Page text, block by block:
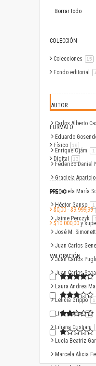
artículo
Borrar todo
COLECCIÓN
Colecciones 15
Fondo editorial
AUTOR
Carlos Alberto
Eduardo
Enrique Ojám 1
Federico Daniel
Graciela Aparicio
Graciela María
Héctor Ganso 1
Jaime Perczyk 1
José M. Simonetti
Juan Carlos
Juan Carlos
Juan Carlos
Laura Andrea
Leticia Grippo 1
Liliana Arce 1
Liliana Cristiani
Lucía Beatriz
Marcela Alicia
FORMATO
Físico 19
Digital 13
PRECIO
$0,00 - $9.999,99
$10.000,00 y
VALORACIÓN